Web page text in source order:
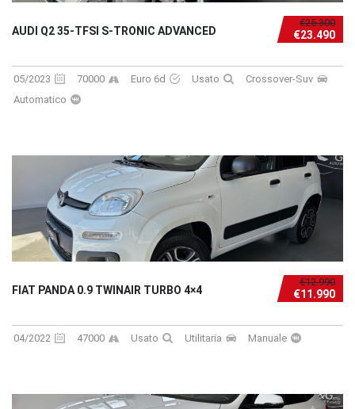
€25.300
€23.490
AUDI Q2 35-TFSI S-TRONIC ADVANCED
05/2023 70000 Euro 6d Usato
Crossover-Suv
Automatico
€12.990
€11.990
FIAT PANDA 0.9 TWINAIR TURBO 4×4
04/2022 47000 Usato Utilitaria Manuale